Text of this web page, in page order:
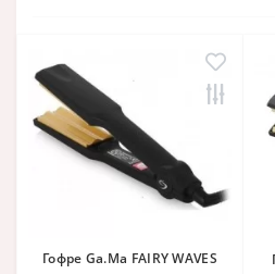
Гофре Ga.Ma FAIRY WAVES